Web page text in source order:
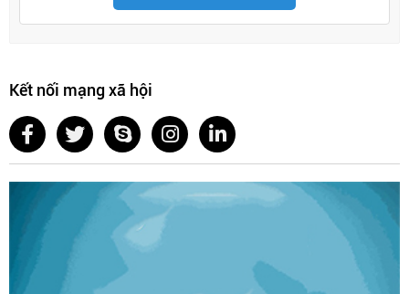
Kết nối mạng xã hội